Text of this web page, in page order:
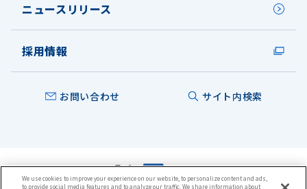
ニュースリリース
採用情報
お問い合わせ サイト内検索
We use cookies to improve your experience on our website, to personalize content and ads,
to provide social media features and to analyze our traffic. We share information about